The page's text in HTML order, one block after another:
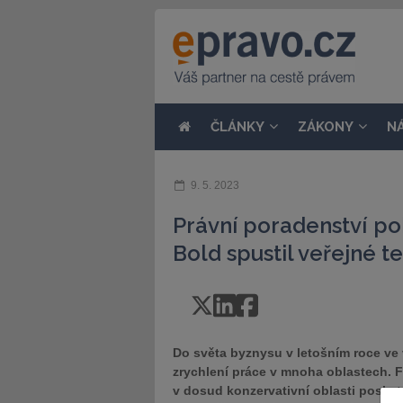
ČLÁNKY ZÁKONY
9. 5. 2023
Právní poradenství
Bold spustil veřejné
Do světa byznysu v letošním roce
zrychlení práce v mnoha oblastech.
v dosud konzervativní oblasti